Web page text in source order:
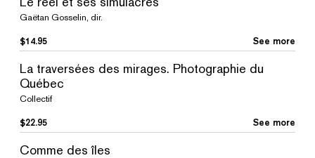
Gaëtan Gosselin, dir.
$14.95 See more
La traversées des mirages. Photographie du
Québec
Collectif
$22.95 See more
Comme des îles